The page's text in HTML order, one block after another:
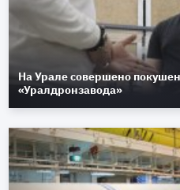
На Урале совершено
«Уралдронзавода»